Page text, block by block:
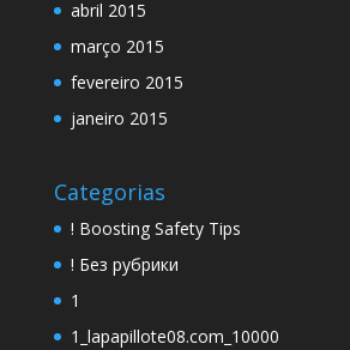
abril 2015
março 2015
fevereiro 2015
janeiro 2015
Categorias
! Boosting Safety Tips
! Без рубрики
1
1_lapapillote08.com_10000